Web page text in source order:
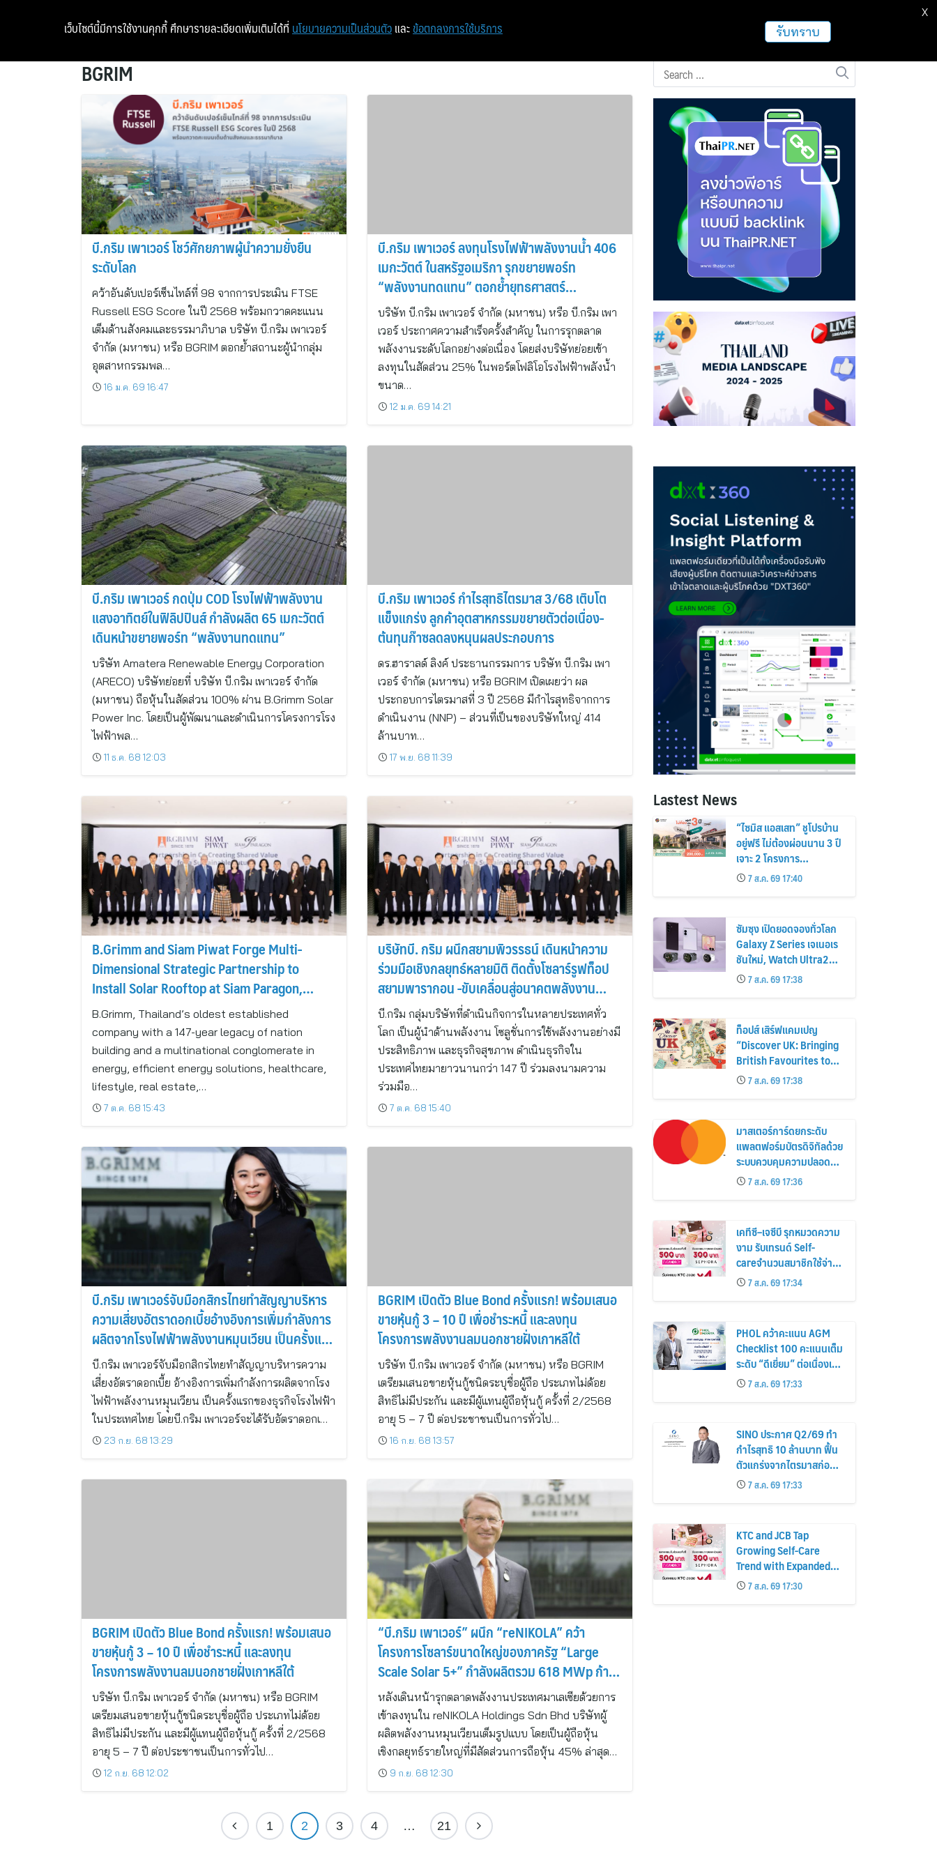
หน้าแรก ท่องเที่ยว ฝากข่าวประชาสัมพันธ์
BGRIM
บี.กริม เพาเวอร์ โชว์ศักยภาพผู้นำความยั่งยืน
ระดับโลก
คว้าอันดับเปอร์เซ็นไทล์ที่ 98 จากการประเมิน FTSE
Russell ESG Score ในปี 2568 พร้อมกวาดคะแนน
เต็มด้านสังคมและธรรมาภิบาล บริษัท บี.กริม เพาเวอร์
จำกัด (มหาชน) หรือ BGRIM ตอกย้ำสถานะผู้นำกลุ่ม
อุตสาหกรรมพล…
16 ม.ค. 69 16:47
บี.กริม เพาเวอร์ ลงทุนโรงไฟฟ้าพลังงานน้ำ 406
เมกะวัตต์ ในสหรัฐอเมริกา รุกขยายพอร์ท
“พลังงานทดแทน” ตอกย้ำยุทธศาสตร์
“GreenLeap”
บริษัท บี.กริม เพาเวอร์ จำกัด (มหาชน) หรือ บี.กริม เพา
เวอร์ ประกาศความสำเร็จครั้งสำคัญ ในการรุกตลาด
พลังงานระดับโลกอย่างต่อเนื่อง โดยส่งบริษัทย่อยเข้า
ลงทุนในสัดส่วน 25% ในพอร์ตโฟลิโอโรงไฟฟ้าพลังน้ำ
ขนาด…
12 ม.ค. 69 14:21
บี.กริม เพาเวอร์ กดปุ่ม COD โรงไฟฟ้าพลังงาน
แสงอาทิตย์ในฟิลิปปินส์ กำลังผลิต 65 เมกะวัตต์
เดินหน้าขยายพอร์ท “พลังงานทดแทน”
บริษัท Amatera Renewable Energy Corporation
(ARECO) บริษัทย่อยที่ บริษัท บี.กริม เพาเวอร์ จำกัด
(มหาชน) ถือหุ้นในสัดส่วน 100% ผ่าน B.Grimm Solar
Power Inc. โดยเป็นผู้พัฒนาและดำเนินการโครงการโรง
ไฟฟ้าพล…
11 ธ.ค. 68 12:03
บี.กริม เพาเวอร์ กำไรสุทธิไตรมาส 3/68 เติบโต
แข็งแกร่ง ลูกค้าอุตสาหกรรมขยายตัวต่อเนื่อง-
ต้นทุนก๊าซลดลงหนุนผลประกอบการ
ดร.ฮาราลด์ ลิงค์ ประธานกรรมการ บริษัท บี.กริม เพา
เวอร์ จำกัด (มหาชน) หรือ BGRIM เปิดเผยว่า ผล
ประกอบการไตรมาสที่ 3 ปี 2568 มีกำไรสุทธิจากการ
ดำเนินงาน (NNP) – ส่วนที่เป็นของบริษัทใหญ่ 414
ล้านบาท…
17 พ.ย. 68 11:39
B.Grimm and Siam Piwat Forge Multi-
Dimensional Strategic Partnership to
Install Solar Rooftop at Siam Paragon,
Driving a Clean-Energy Future
B.Grimm, Thailand’s oldest established
company with a 147-year legacy of nation
building and a multinational conglomerate in
energy, efficient energy solutions, healthcare,
lifestyle, real estate,…
7 ต.ค. 68 15:43
บริษัทบี. กริม ผนึกสยามพิวรรธน์ เดินหน้าความ
ร่วมมือเชิงกลยุทธ์หลายมิติ ติดตั้งโซลาร์รูฟท็อป
สยามพารากอน -ขับเคลื่อนสู่อนาคตพลังงาน
สะอาด
บี.กริม กลุ่มบริษัทที่ดำเนินกิจการในหลายประเทศทั่ว
โลก เป็นผู้นำด้านพลังงาน โซลูชั่นการใช้พลังงานอย่างมี
ประสิทธิภาพ และธุรกิจสุขภาพ ดำเนินธุรกิจใน
ประเทศไทยมายาวนานกว่า 147 ปี ร่วมลงนามความ
ร่วมมือ…
7 ต.ค. 68 15:40
บี.กริม เพาเวอร์จับมือกสิกรไทยทำสัญญาบริหาร
ความเสี่ยงอัตราดอกเบี้ยอ้างอิงการเพิ่มกำลังการ
ผลิตจากโรงไฟฟ้าพลังงานหมุุนเวียน เป็นครั้งแรก
ในธุรกิจโรงไฟฟ้าไทย
บี.กริม เพาเวอร์จับมือกสิกรไทยทำสัญญาบริหารความ
เสี่ยงอัตราดอกเบี้ย อ้างอิงการเพิ่มกำลังการผลิตจากโรง
ไฟฟ้าพลังงานหมุุนเวียน เป็นครั้งแรกของธุรกิจโรงไฟฟ้า
ในประเทศไทย โดยบี.กริม เพาเวอร์จะได้รับอัตราดอกเ…
23 ก.ย. 68 13:29
BGRIM เปิดตัว Blue Bond ครั้งแรก! พร้อมเสนอ
ขายหุ้นกู้ 3 – 10 ปี เพื่อชำระหนี้ และลงทุน
โครงการพลังงานลมนอกชายฝั่งเกาหลีใต้
บริษัท บี.กริม เพาเวอร์ จำกัด (มหาชน) หรือ BGRIM
เตรียมเสนอขายหุ้นกู้ชนิดระบุชื่อผู้ถือ ประเภทไม่ด้อย
สิทธิไม่มีประกัน และมีผู้แทนผู้ถือหุ้นกู้ ครั้งที่ 2/2568
อายุ 5 – 7 ปี ต่อประชาชนเป็นการทั่วไป…
16 ก.ย. 68 13:57
BGRIM เปิดตัว Blue Bond ครั้งแรก! พร้อมเสนอ
ขายหุ้นกู้ 3 – 10 ปี เพื่อชำระหนี้ และลงทุน
โครงการพลังงานลมนอกชายฝั่งเกาหลีใต้
บริษัท บี.กริม เพาเวอร์ จำกัด (มหาชน) หรือ BGRIM
เตรียมเสนอขายหุ้นกู้ชนิดระบุชื่อผู้ถือ ประเภทไม่ด้อย
สิทธิไม่มีประกัน และมีผู้แทนผู้ถือหุ้นกู้ ครั้งที่ 2/2568
อายุ 5 – 7 ปี ต่อประชาชนเป็นการทั่วไป…
12 ก.ย. 68 12:02
“บี.กริม เพาเวอร์” ผนึก “reNIKOLA” คว้า
โครงการโซลาร์ขนาดใหญ่ของภาครัฐ “Large
Scale Solar 5+” กำลังผลิตรวม 618 MWp ก้าว
ขึ้นเป็นผู้นำการเปลี่ยนผ่านพลังงานหมุนเวียนของ
มาเลเซีย
หลังเดินหน้ารุกตลาดพลังงานประเทศมาเลเซียด้วยการ
เข้าลงทุนใน reNIKOLA Holdings Sdn Bhd บริษัทผู้
ผลิตพลังงานหมุนเวียนเต็มรูปแบบ โดยเป็นผู้ถือหุ้น
เชิงกลยุทธ์รายใหญ่ที่มีสัดส่วนการถือหุ้น 45% ล่าสุด…
9 ก.ย. 68 12:30
1 2 3 4 … 21
Lastest News
“ไซมิส แอสเสท” ชูโปรบ้าน
อยู่ฟรี ไม่ต้องผ่อนนาน 3 ปี
เจาะ 2 โครงการ
“Siamese Holm–
Siamese Blossom”
พร้อมส่วนลดและสิทธิพิเศษ
ถึง 31 สิงหาคม 2569
7 ส.ค. 69 17:40
ซัมซุง เปิดยอดจองทั่วโลก
Galaxy Z Series เจเนอเร
ชันใหม่, Watch Ultra2
และ Watch9 สูงกว่ารุ่น
ก่อนหน้ากว่า 30%
7 ส.ค. 69 17:38
ท็อปส์ เสิร์ฟแคมเปญ
“Discover UK: Bringing
British Favourites to
You” ขนทัพของอร่อยและ
ไอเท็มฮิตจากสหราช
อาณาจักร ส่งตรงถึงมือ
ตั้งแต่วันนี้ – 18 สิงหาคมนี้
7 ส.ค. 69 17:38
มาสเตอร์การ์ดยกระดับ
แพลตฟอร์มบัตรดิจิทัลด้วย
ระบบควบคุมความปลอดภัย
ใหม่7 ส.ค. 69 17:36
เคทีซี–เจซีบี รุกหมวดความ
งาม รับเทรนด์ Self-
careจำนวนสมาชิกใช้จ่าย
หมวดเครื่องสำอางเพิ่ม
26%
7 ส.ค. 69 17:34
PHOL คว้าคะแนน AGM
Checklist 100 คะแนนเต็ม
ระดับ “ดีเยี่ยม” ต่อเนื่องเป็น
ปีที่ 7 ตอกย้ำการดำเนิน
ธุรกิจตามหลักธรรมาภิบาล
โปร่งใส สร้างความเชื่อมั่นผู้
7 ส.ค. 69 17:33
SINO ประกาศ Q2/69 ทำ
กำไรสุทธิ 10 ล้านบาท ฟื้น
ตัวแกร่งจากไตรมาสก่อน
เตรียมจ่ายปันผลระหว่าง
กาล 0.014423 บาทต่อหุ้น
ครึ่งปีหลังมุ่งเติบโตต่อเนื่อง
7 ส.ค. 69 17:33
KTC and JCB Tap
Growing Self-Care
Trend with Expanded
Beauty Privileges
Number of KTC JCB
Cardmembers Spending
7 ส.ค. 69 17:30
เว็บไซต์นี้มีการใช้งานคุกกี้ ศึกษารายละเอียดเพิ่มเติมได้ที่ นโยบายความเป็นส่วนตัว และ ข้อตกลงการใช้บริการ รับทราบ
X